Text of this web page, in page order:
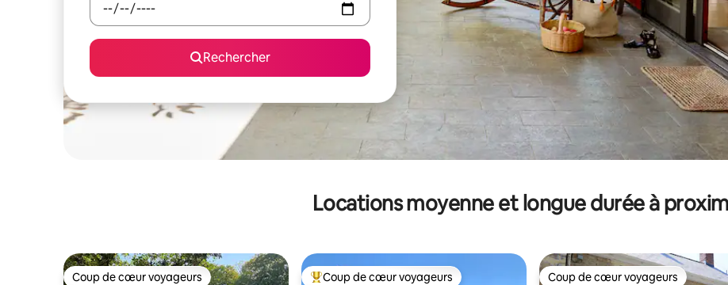
Rechercher
Locations moyenne et longue durée à
Coup de cœur voyageurs Coup de cœur voyageurs Coup de cœur voyageurs